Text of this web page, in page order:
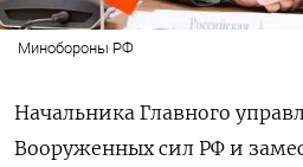
Минобороны РФ
Начальника Главного
Вооруженных сил РФ и